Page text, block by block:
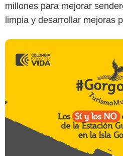
millones para mejorar
limpia y desarrollar mejoras